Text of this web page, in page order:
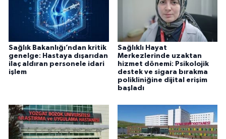
Sağlık Bakanlığı’ndan kritik
genelge: Hastaya dışarıdan
ilaç aldıran personele idari
işlem
Sağlıklı Hayat
Merkezlerinde uzaktan
hizmet dönemi: Psikolojik
destek ve sigara bırakma
polikliniğine dijital erişim
başladı